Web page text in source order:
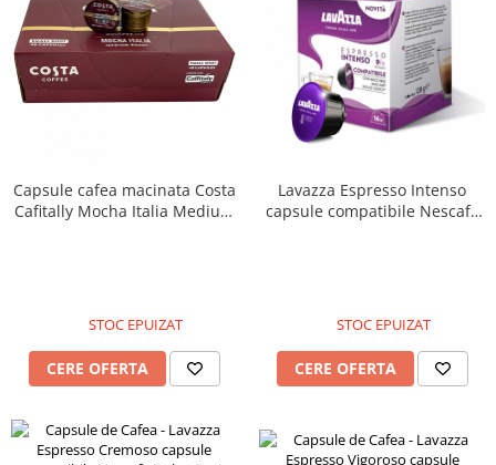
Capsule cafea macinata Costa
Cafitally Mocha Italia Medium
STOC EPUIZAT
CERE OFERTA
Lavazza Espresso Intenso
capsule compatibile Nescafe
STOC EPUIZAT
CERE OFERTA